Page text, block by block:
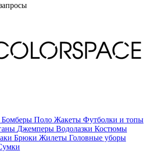
Бомберы Поло Жакеты Футболки и топы
Джемперы Водолазки Костюмы
Брюки Жилеты Головные уборы